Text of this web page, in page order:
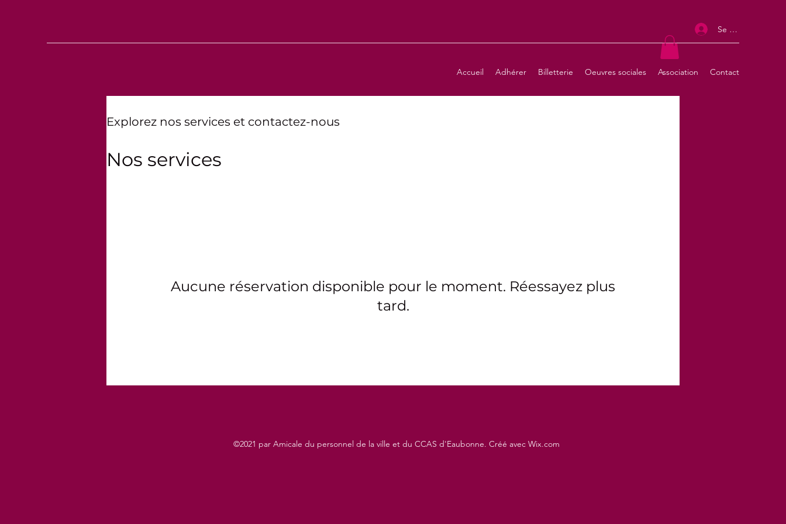
Se connecter
Accueil Adhérer Billetterie Oeuvres sociales Association Contact
Explorez nos services et contactez-nous
Nos services
Aucune réservation disponible pour le moment. Réessayez plus
tard.
©2021 par Amicale du personnel de la ville et du CCAS d'Eaubonne. Créé avec Wix.com